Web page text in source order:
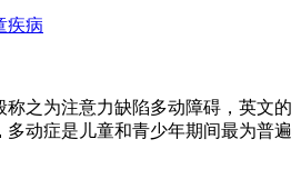
疾病
为注意力缺陷多动障碍，英文的
症是儿童和青少年期间最为普遍